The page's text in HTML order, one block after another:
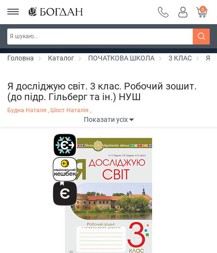
РОЗПРОДАЖ ~ 150 грн ~ 200 грн ~ 250 грн ~
300 грн ~ РОЗПРОДАЖ
Дізнатись більше
0
Головна Каталог ПОЧАТКОВА ШКОЛА 3 КЛАС Я
Я досліджую світ. 3 клас. Робочий зошит.
(до підр. Гільберг та ін.) НУШ
Будна Наталя , Шост Наталія ,
Показати усіх